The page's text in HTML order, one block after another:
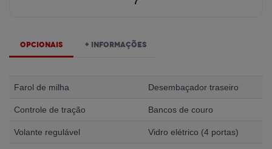
Opcionais + Informações
Farol de milha Desembaçador traseiro
Controle de tração Bancos de couro
Volante regulável Vidro elétrico (4 portas)